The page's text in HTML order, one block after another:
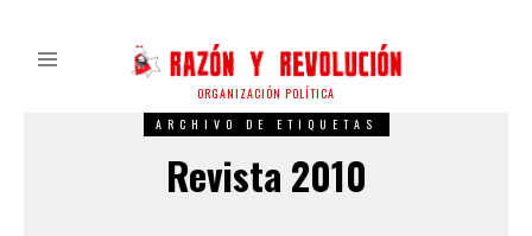
ORGANIZACIÓN POLÍTICA
ARCHIVO DE ETIQUETAS
Revista 2010